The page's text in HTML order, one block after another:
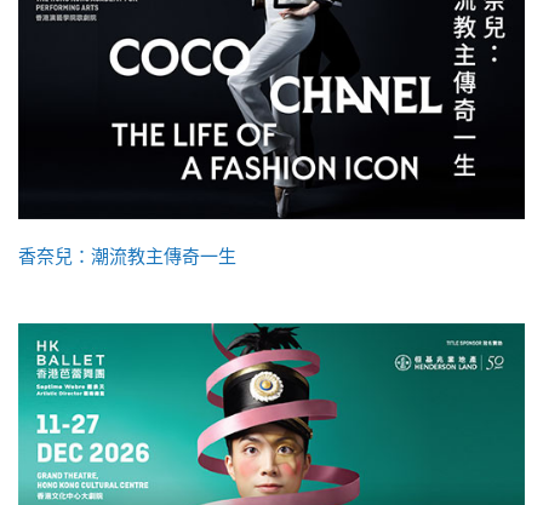
香奈兒：潮流教主傳奇一生